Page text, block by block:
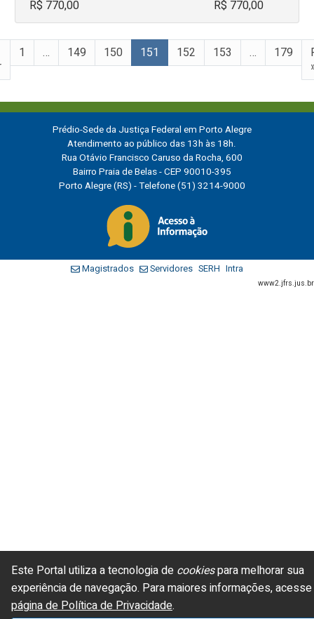
Este Portal utiliza a tecnologia de cookiespara melhorar sua
experiência de navegação. Para maiores informações,
página de Política de Privacidade.
R$ 770,00
R$ 770,00
1 … 149 150 151 152 153 … 179
Prédio-Sede da Justiça Federal em Porto Alegre
Atendimento ao público das 13h às 18h.
Rua Otávio Francisco Caruso da Rocha, 600
Bairro Praia de Belas - CEP 90010-395
Porto Alegre (RS) - Telefone (51) 3214-9000
Magistrados Servidores SERH Intra
www2.jfrs.jus.br